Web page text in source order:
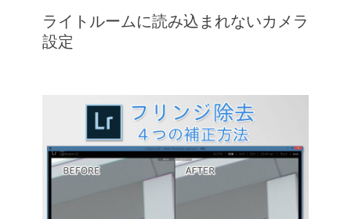
ライトルームに読み込まれないカメラ
設定